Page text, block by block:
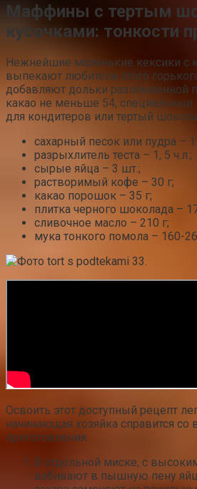
Маффины с тертым
кусочками: тонкости
Нежнейшие маленькие кексики с
выпекают любители этого
добавляют дольки разломленной
какао не меньше 54, специальные
для кондитеров или тертый
сахарный песок или пудра –
разрыхлитель теста – 1, 5 ч.л.;
сырые яйца – 3 шт.;
растворимый кофе – 30 г;
какао порошок – 35 г;
плитка черного шоколада –
сливочное масло – 210 г;
мука тонкого помола – 160-
Освоить этот доступный рецепт
начинающая хозяйка справится со
приготовления.
В отдельной миске, с
взбивают в пышную пену